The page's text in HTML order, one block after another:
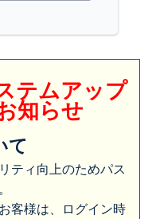
テムアップ
知らせ
て
ティ向上のためパス
客様は、ログイン時